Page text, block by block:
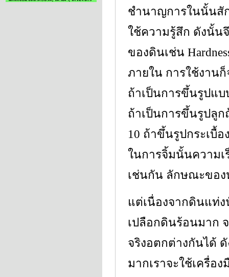
ชำนาญการในนั้นสั
ใช้ความรู้สึก ดังนั้น
ของดินเช่น
ภายใน การใช้งาน
ถ้าเป็นการขึ้นรูปแบ
ถ้าเป็นการขึ้นรูปลูก
10 ถ้าขึ้นรูปกระเบื้
ในการจิ้มนั้นความ
เช่นกัน ลักษณะของ
แต่เนื่องจากดินแท่
เปลือกดินร้อนมาก
จริงอตกต่างกันได้
มากเราจะใช้เครื่อง